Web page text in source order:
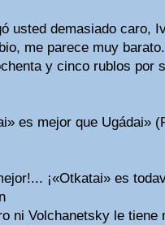
usted demasiado caro,
me parece muy
y cinco rublos por
es mejor que Ugádai»
¡«Otkatai» es
ni Volchanetsky le tiene